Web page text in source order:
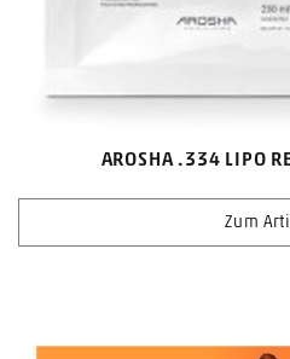
AROSHA .334 LIPO
Zum